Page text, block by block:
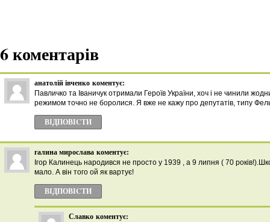
6 коментарів
анатолій івченко коментує:
Павличко та Іваничук отримали Героїв України, хоч і не чинили
режимом точно не боролися. Я вже не кажу про депутатів, типу
ВІДПОВІCТИ
галина мирослава коментує:
Ігор Калинець народився не просто у 1939 , а 9 липня ( 70
мало. А він того ой як вартує!
ВІДПОВІCТИ
Славко коментує: